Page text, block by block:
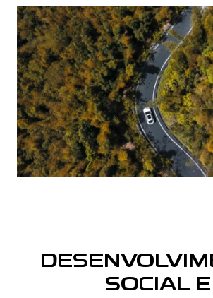
SOCIAL E